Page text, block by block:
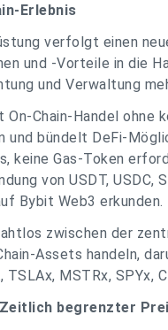
Erlebnis
verfolgt einen
und -Vorteile in die
und Verwaltung
Chain-Handel ohne
und bündelt DeFi-
keine Gas-Token
von USDT, USDC,
Bybit Web3 erkunden.
zwischen der
Assets handeln,
TSLAx, MSTRx, SPYx,
Zeitlich begrenzter